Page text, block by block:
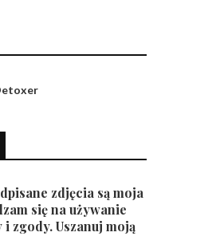
zdjęcia są moja
się na używanie
zgody. Uszanuj moją